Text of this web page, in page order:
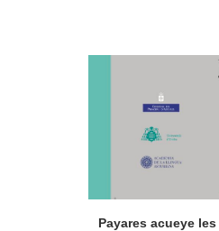
Payares acueye